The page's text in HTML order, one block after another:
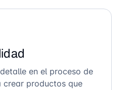
en el proceso de
productos que